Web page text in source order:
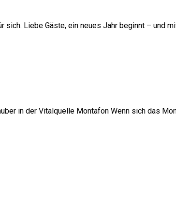
Liebe Gäste, ein neues Jahr beginnt – und
in der Vitalquelle Montafon Wenn sich das